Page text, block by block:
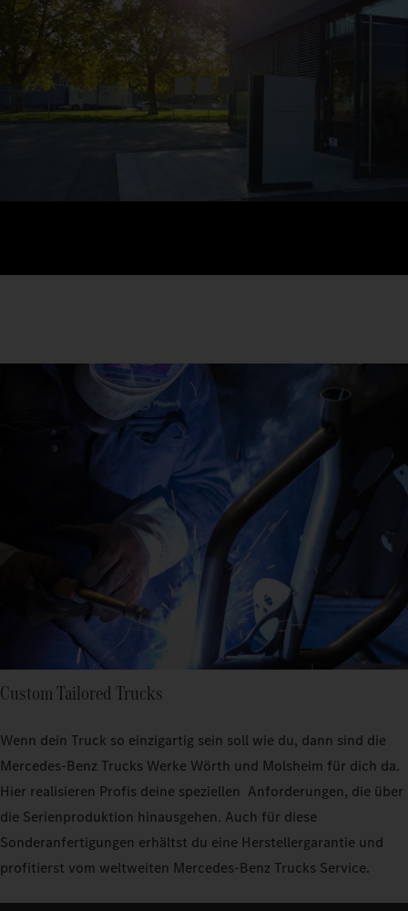
Custom Tailored Trucks
Wenn dein Truck so einzigartig sein soll wie du, dann sind die
Mercedes-Benz Trucks Werke Wörth und Molsheim für dich da.
Hier realisieren Profis deine speziellen Anforderungen, die über
die Serienproduktion hinausgehen. Auch für diese
Sonderanfertigungen erhältst du eine Herstellergarantie und
profitierst vom weltweiten Mercedes-Benz Trucks Service.